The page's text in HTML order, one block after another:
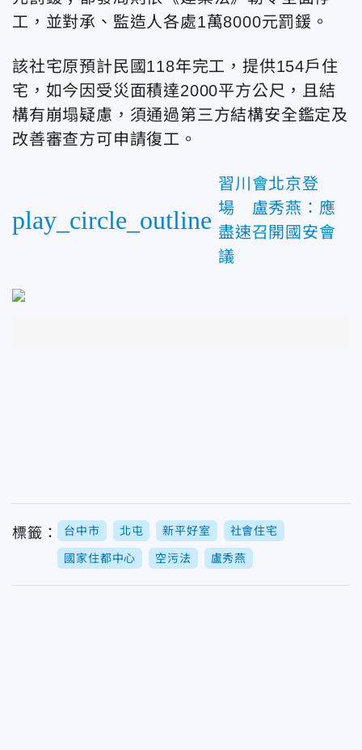
工，並對承、監造人各處1萬8000元罰鍰。
該社宅原預計民國118年完工，提供154戶住
宅，如今因受災面積達2000平方公尺，且結
構有崩塌疑慮，須通過第三方結構安全鑑定及
改善審查方可申請復工。
play_circle_outline
習川會北京登
場 盧秀燕：應
盡速召開國安會
議
標籤： 台中市 北屯 新平好室 社會住宅
國家住都中心 空污法 盧秀燕